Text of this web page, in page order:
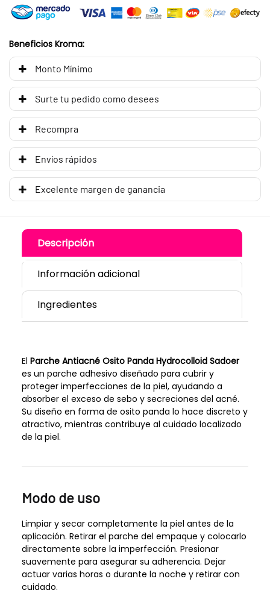
Beneficios Kroma:
Monto Mínimo
Surte tu pedido como desees
Recompra
Envíos rápidos
Excelente margen de ganancia
Descripción
Información adicional
Ingredientes
El Parche Antiacné Osito Panda Hydrocolloid Sadoer
es un parche adhesivo diseñado para cubrir y
proteger imperfecciones de la piel, ayudando a
absorber el exceso de sebo y secreciones del acné.
Su diseño en forma de osito panda lo hace discreto y
atractivo, mientras contribuye al cuidado localizado
de la piel.
Modo de uso
Limpiar y secar completamente la piel antes de la
aplicación. Retirar el parche del empaque y colocarlo
directamente sobre la imperfección. Presionar
suavemente para asegurar su adherencia. Dejar
actuar varias horas o durante la noche y retirar con
cuidado.